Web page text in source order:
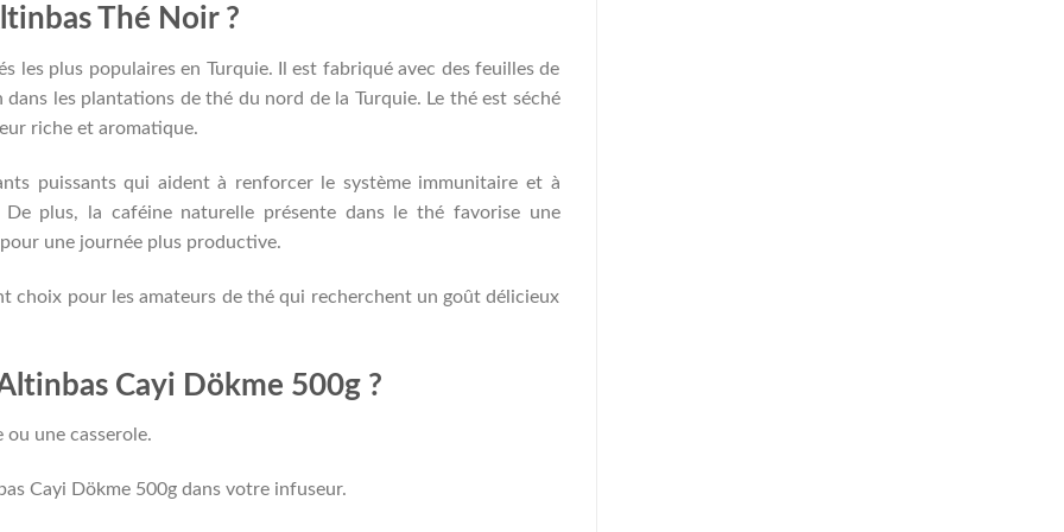
Thé Noir ?
les plus populaires en Turquie. Il est fabriqué avec des feuilles de
les plantations de thé du nord de la Turquie. Le thé est séché
riche et aromatique.
puissants qui aident à renforcer le système immunitaire et à
plus, la caféine naturelle présente dans le thé favorise une
une journée plus productive.
choix pour les amateurs de thé qui recherchent un goût délicieux
Cayi Dökme 500g ?
ou une casserole.
Cayi Dökme 500g dans votre infuseur.